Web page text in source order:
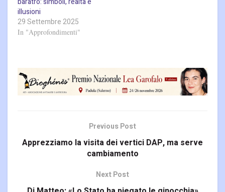
illusioni
29 Settembre 2025
In "Approfondimenti"
Previous Post
Apprezziamo la visita dei vertici DAP, ma serve
cambiamento
Next Post